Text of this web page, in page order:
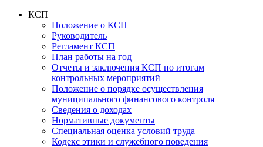
КСП
Положение о КСП
Руководитель
Регламент КСП
План работы на год
Отчеты и заключения КСП по итогам
контрольных мероприятий
Положение о порядке осуществления
муниципального финансового контроля
Сведения о доходах
Нормативные документы
Специальная оценка условий труда
Кодекс этики и служебного поведения